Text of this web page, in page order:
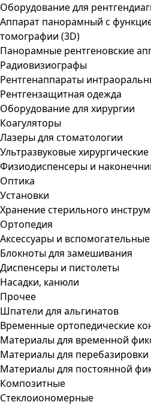
Оборудование для
Аппарат панорамный с
томографии (3D)
Панорамные рентгеновские
Радиовизиографы
Рентгенаппараты
Рентгензащитная одежда
Оборудование для хирургии
Коагуляторы
Лазеры для стоматологии
Ультразвуковые
Физиодиспенсеры и
Оптика
Установки
Хранение стерильного
Ортопедия
Аксессуары и
Блокноты для замешивания
Диспенсеры и пистолеты
Насадки, канюли
Прочее
Шпатели для альгинатов
Временные ортопедические
Материалы для временной
Материалы для перебазировки
Материалы для постоянной
Композитные
Стеклоиономерные